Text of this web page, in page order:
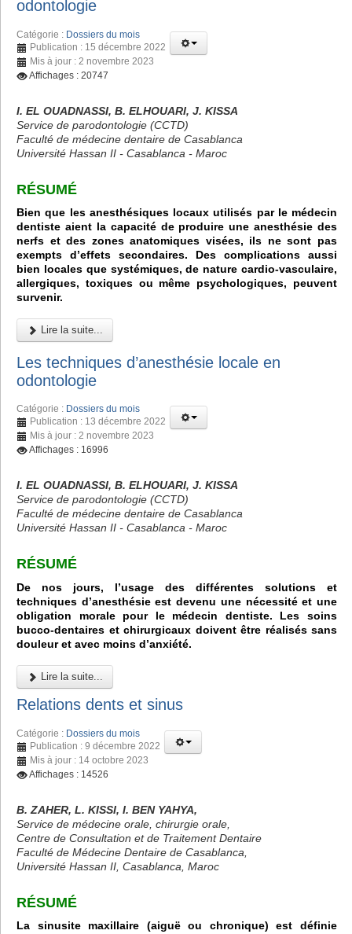
odontologie
Catégorie : Dossiers du mois
Publication : 15 décembre 2022
Mis à jour : 2 novembre 2023
Affichages : 20747
I. EL OUADNASSI, B. ELHOUARI, J. KISSA
Service de parodontologie (CCTD)
Faculté de médecine dentaire de Casablanca
Université Hassan II - Casablanca - Maroc
RÉSUMÉ
Bien que les anesthésiques locaux utilisés par le médecin
dentiste aient la capacité de produire une anesthésie des
nerfs et des zones anatomiques visées, ils ne sont pas
exempts d’effets secondaires. Des complications aussi
bien locales que systémiques, de nature cardio-vasculaire,
allergiques, toxiques ou même psychologiques, peuvent
survenir.
Lire la suite...
Les techniques d’anesthésie locale en
odontologie
Catégorie : Dossiers du mois
Publication : 13 décembre 2022
Mis à jour : 2 novembre 2023
Affichages : 16996
I. EL OUADNASSI, B. ELHOUARI, J. KISSA
Service de parodontologie (CCTD)
Faculté de médecine dentaire de Casablanca
Université Hassan II - Casablanca - Maroc
RÉSUMÉ
De nos jours, l’usage des différentes solutions et
techniques d’anesthésie est devenu une nécessité et une
obligation morale pour le médecin dentiste. Les soins
bucco-dentaires et chirurgicaux doivent être réalisés sans
douleur et avec moins d’anxiété.
Lire la suite...
Relations dents et sinus
Catégorie : Dossiers du mois
Publication : 9 décembre 2022
Mis à jour : 14 octobre 2023
Affichages : 14526
B. ZAHER, L. KISSI, I. BEN YAHYA,
Service de médecine orale, chirurgie orale,
Centre de Consultation et de Traitement Dentaire
Faculté de Médecine Dentaire de Casablanca,
Université Hassan II, Casablanca, Maroc
RÉSUMÉ
La sinusite maxillaire (aiguë ou chronique) est définie